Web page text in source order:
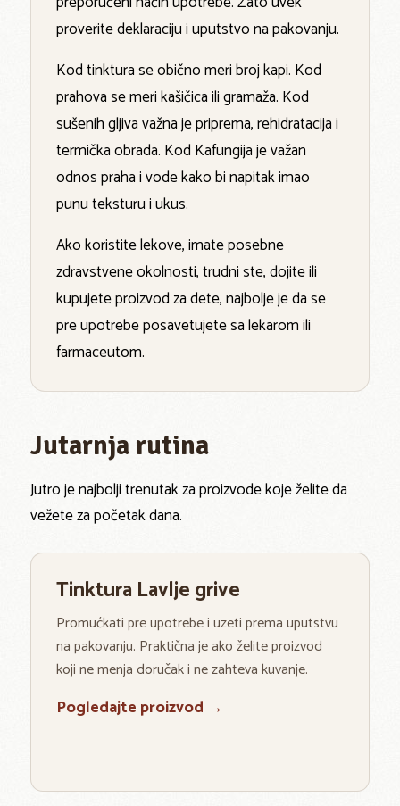
proverite deklaraciju i uputstvo na pakovanju.
Kod tinktura se obično meri broj kapi. Kod
prahova se meri kašičica ili gramaža. Kod
sušenih gljiva važna je priprema, rehidratacija i
termička obrada. Kod Kafungija je važan
odnos praha i vode kako bi napitak imao
punu teksturu i ukus.
Ako koristite lekove, imate posebne
zdravstvene okolnosti, trudni ste, dojite ili
kupujete proizvod za dete, najbolje je da se
pre upotrebe posavetujete sa lekarom ili
farmaceutom.
Jutarnja rutina
Jutro je najbolji trenutak za proizvode koje želite da
vežete za početak dana.
Tinktura Lavlje grive
Promućkati pre upotrebe i uzeti prema uputstvu
na pakovanju. Praktična je ako želite proizvod
koji ne menja doručak i ne zahteva kuvanje.
Pogledajte proizvod →